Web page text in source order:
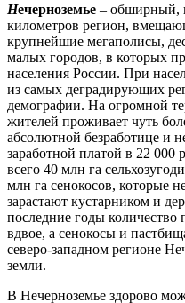
Нечерноземье – обширный,
километров регион,
крупнейшие мегаполисы,
малых городов, в которых
населения России. При
из самых деградирующих
демографии. На огромной
жителей проживает чуть
абсолютной безработице и
заработной платой в 22 000
всего 40 млн га
млн га сенокосов, которые
зарастают кустарником и
последние годы количество
вдвое, а сенокосы и
северо-западном регионе
земли.
В Нечерноземье здорово